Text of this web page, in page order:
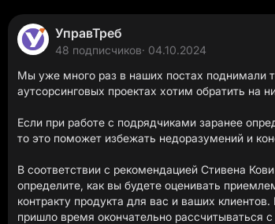
УправТреб
48 подписчиков· 04.10.2024
Мы уже много раз в наших постах поднимали
аутсорсинговых проектах хотим обратить на
Если при работе с подрядчиками заранее
то это поможет избежать недоразумений и
В соответствии с рекомендацией Стивена
определите, как вы будете оценивать
контракту продукта для вас и ваших
пришло время окончательно рассчитываться с